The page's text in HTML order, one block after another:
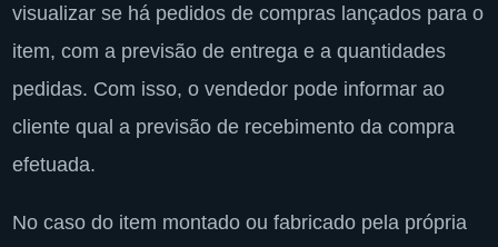
visualizar se há pedidos de compras lançados para o
item, com a previsão de entrega e a quantidades
pedidas. Com isso, o vendedor pode informar ao
cliente qual a previsão de recebimento da compra
efetuada.
No caso do item montado ou fabricado pela própria